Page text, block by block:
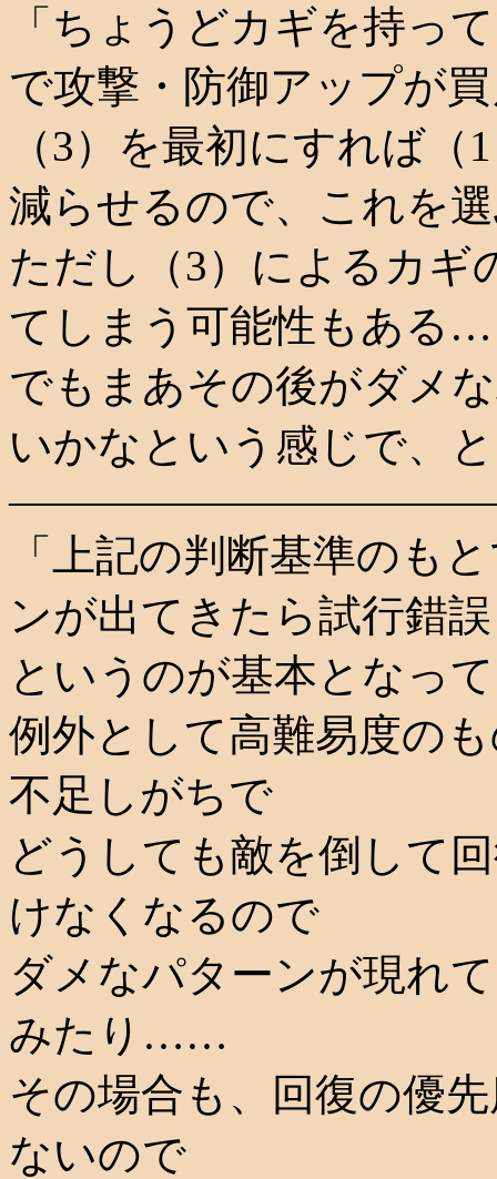
「ちょうどカギを持っ
で攻撃・防御アップが
（3）を最初にすれば
減らせるので、これを
ただし（3）によるカギ
てしまう可能性もある
でもまあその後がダメ
いかなという感じで、
「上記の判断基準のも
ンが出てきたら試行錯
というのが基本となっ
例外として高難易度の
不足しがちで
どうしても敵を倒して
けなくなるので
ダメなパターンが現れ
みたり……
その場合も、回復の優
ないので